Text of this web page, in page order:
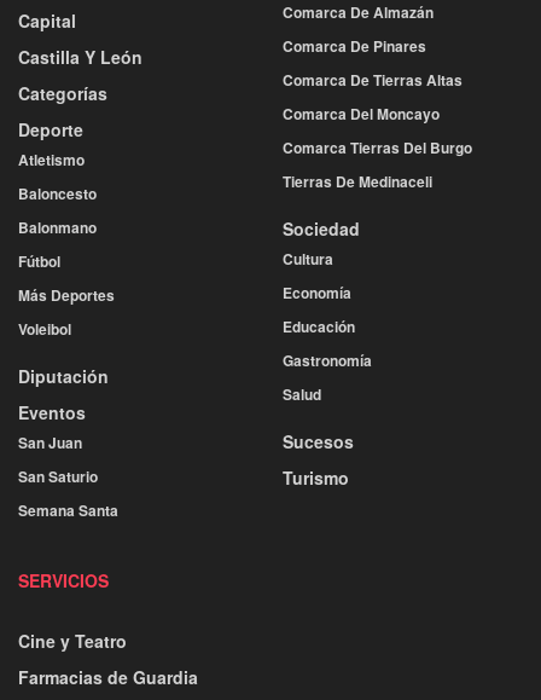
Capital
Castilla Y León
Categorías
Deporte
Atletismo
Baloncesto
Balonmano
Fútbol
Más Deportes
Voleibol
Diputación
Eventos
San Juan
San Saturio
Semana Santa
Comarca De Almazán
Comarca De Pinares
Comarca De Tierras Altas
Comarca Del Moncayo
Comarca Tierras Del Burgo
Tierras De Medinaceli
Sociedad
Cultura
Economía
Educación
Gastronomía
Salud
Sucesos
Turismo
SERVICIOS
Cine y Teatro
Farmacias de Guardia